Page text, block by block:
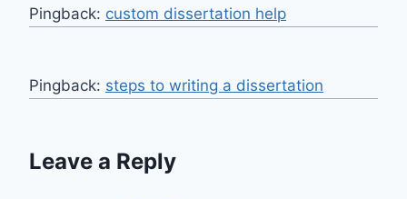
Pingback: custom dissertation help
Pingback: steps to writing a dissertation
Leave a Reply